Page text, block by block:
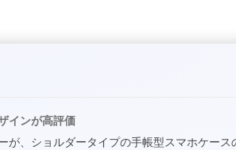
インが高評価
が、ショルダータイプの手帳型スマホケー